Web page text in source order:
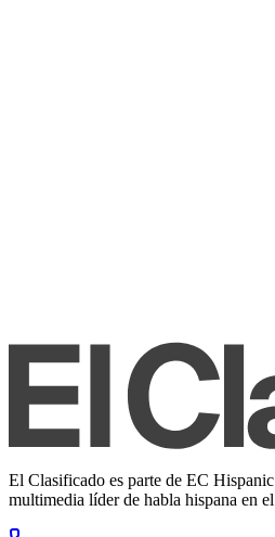
El Clasificado es parte de EC
multimedia líder de habla hispana en